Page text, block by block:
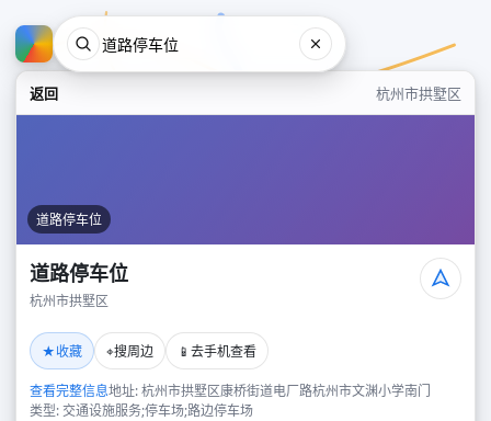
返回 杭州市拱墅区
道路停车位
道路停车位
杭州市拱墅区
★收藏 ⌖搜周边 📱 去手机查看
查看完整信息地址: 杭州市拱墅区康桥街道电厂路杭州市文渊小学南门
类型: 交通设施服务;停车场;路边停车场